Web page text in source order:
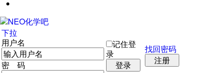
下拉
用户名
密 码
记住登
录
登录
找回密码
注册